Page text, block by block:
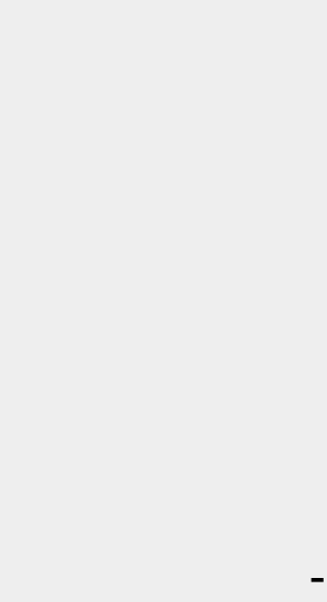
- الله بالخير عيوني أبو زيد ، وياكم